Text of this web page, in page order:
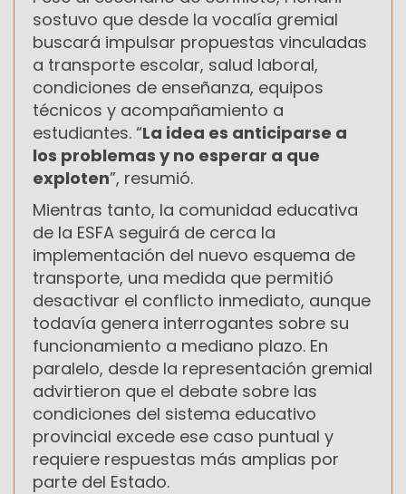
sostuvo que desde la vocalía gremial
buscará impulsar propuestas vinculadas
a transporte escolar, salud laboral,
condiciones de enseñanza, equipos
técnicos y acompañamiento a
estudiantes. “La idea es anticiparse a
los problemas y no esperar a que
exploten”, resumió.
Mientras tanto, la comunidad educativa
de la ESFA seguirá de cerca la
implementación del nuevo esquema de
transporte, una medida que permitió
desactivar el conflicto inmediato, aunque
todavía genera interrogantes sobre su
funcionamiento a mediano plazo. En
paralelo, desde la representación gremial
advirtieron que el debate sobre las
condiciones del sistema educativo
provincial excede ese caso puntual y
requiere respuestas más amplias por
parte del Estado.